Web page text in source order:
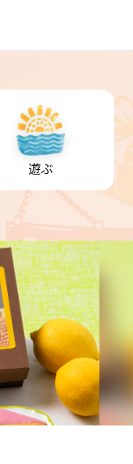
遊ぶ